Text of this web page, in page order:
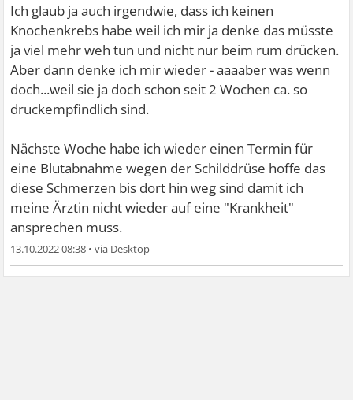
Ich glaub ja auch irgendwie, dass ich keinen
Knochenkrebs habe weil ich mir ja denke das müsste
ja viel mehr weh tun und nicht nur beim rum drücken.
Aber dann denke ich mir wieder - aaaaber was wenn
doch...weil sie ja doch schon seit 2 Wochen ca. so
druckempfindlich sind.
Nächste Woche habe ich wieder einen Termin für
eine Blutabnahme wegen der Schilddrüse hoffe das
diese Schmerzen bis dort hin weg sind damit ich
meine Ärztin nicht wieder auf eine "Krankheit"
ansprechen muss.
13.10.2022 08:38 •